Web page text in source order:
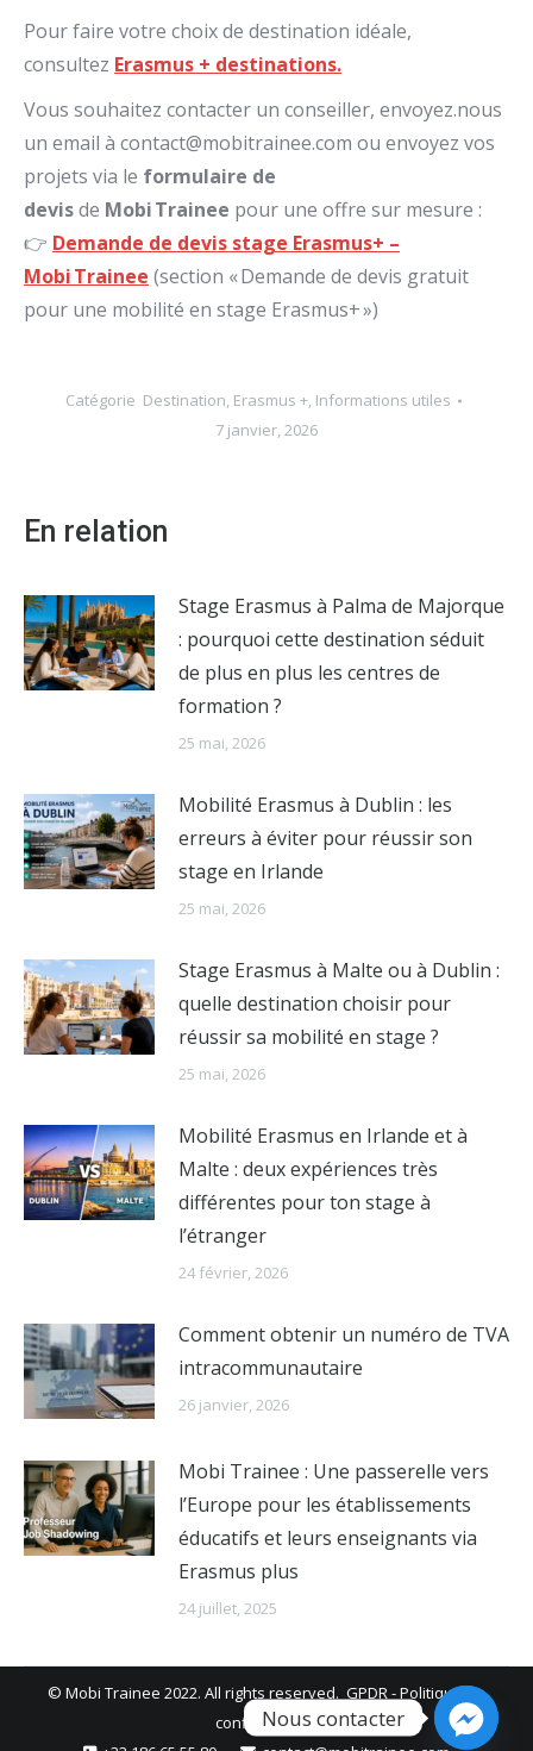
Pour faire votre choix de destination idéale,
consultez Erasmus + destinations.
Vous souhaitez contacter un conseiller, envoyez.nous
un email à contact@mobitrainee.com ou envoyez vos
projets via le formulaire de
devisde Mobi Trainee pour une offre sur mesure :
👉 Demande de devis stage Erasmus+ –
Mobi Trainee (section « Demande de devis gratuit
pour une mobilité en stage Erasmus+ »)
Catégorie Destination, Erasmus +, Informations utiles
7 janvier, 2026
En relation
Stage Erasmus à Palma de Majorque
: pourquoi cette destination séduit
de plus en plus les centres de
formation ?
25 mai, 2026
Mobilité Erasmus à Dublin : les
erreurs à éviter pour réussir son
stage en Irlande
25 mai, 2026
Stage Erasmus à Malte ou à Dublin :
quelle destination choisir pour
réussir sa mobilité en stage ?
25 mai, 2026
Mobilité Erasmus en Irlande et à
Malte : deux expériences très
différentes pour ton stage à
l’étranger
24 février, 2026
Comment obtenir un numéro de TVA
intracommunautaire
26 janvier, 2026
Mobi Trainee : Une passerelle vers
l’Europe pour les établissements
éducatifs et leurs enseignants via
Erasmus plus
24 juillet, 2025
© Mobi Trainee 2022. All rights reserved. GPDR-Politique de
confidentialité
Nous contacter